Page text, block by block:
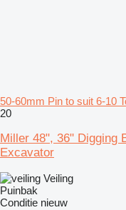
50-60mm Pin to suit 6-10
20
Miller 48", 36" Digging
Excavator
Veiling
Puinbak
Conditie nieuw